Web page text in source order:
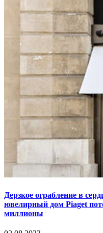
Дерзкое ограбление в
ювелирный дом Piaget
миллионы